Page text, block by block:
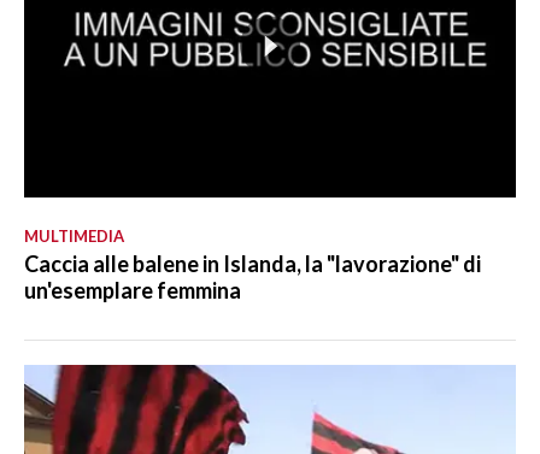
MULTIMEDIA
Caccia alle balene in Islanda, la "lavorazione" di
un'esemplare femmina